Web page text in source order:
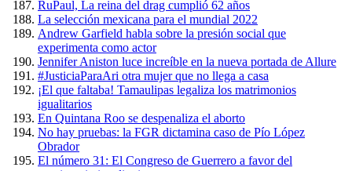
RuPaul, La reina del drag cumplió 62 años
La selección mexicana para el mundial 2022
Andrew Garfield habla sobre la presión social que
experimenta como actor
Jennifer Aniston luce increíble en la nueva portada de Allure
#JusticiaParaAri otra mujer que no llega a casa
¡El que faltaba! Tamaulipas legaliza los matrimonios
igualitarios
En Quintana Roo se despenaliza el aborto
No hay pruebas: la FGR dictamina caso de Pío López
Obrador
El número 31: El Congreso de Guerrero a favor del